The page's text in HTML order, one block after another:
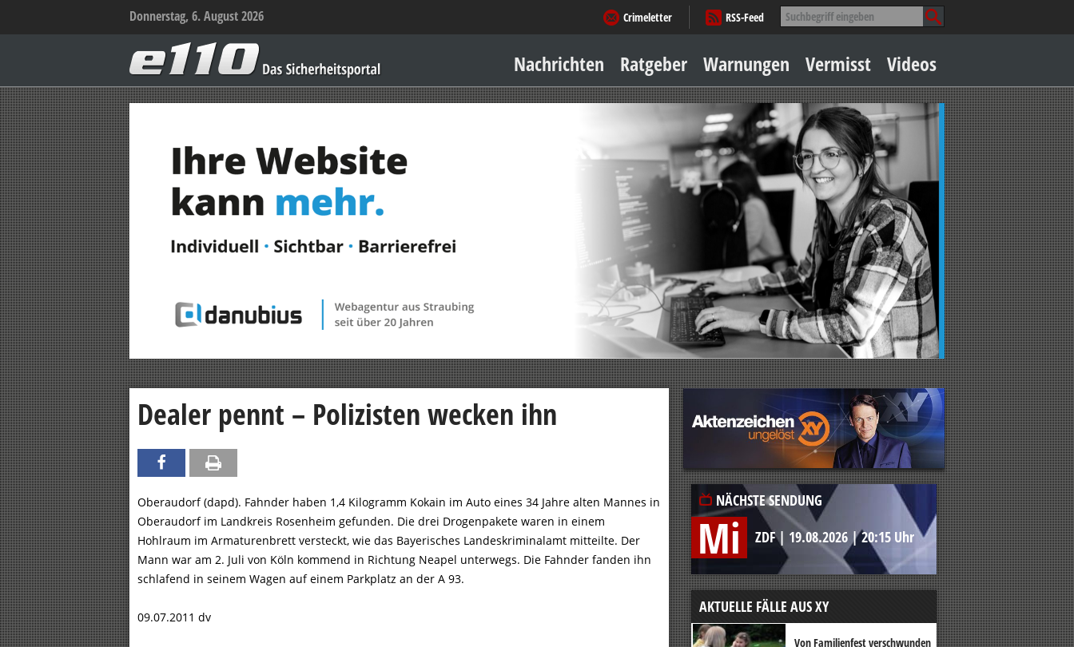
Donnerstag, 6. August 2026 Suche
nach:
Crimeletter
RSS-Feed
–
Das
Sicherheitsportal
Inhalt
springen
Nachrichten Ratgeber
Sicher zu Hause
Geld & Einkauf
Amore & mehr
Mobiles Leben
Arbeitsleben
Warnungen Vermisst Videos
Dealer pennt – Polizisten wecken ihn
Oberaudorf (dapd). Fahnder haben 1,4 Kilogramm Kokain im Auto eines 34 Jahre alten Mannes in
Oberaudorf im Landkreis Rosenheim gefunden. Die drei Drogenpakete waren in einem
Hohlraum im Armaturenbrett versteckt, wie das Bayerisches Landeskriminalamt mitteilte. Der
Mann war am 2. Juli von Köln kommend in Richtung Neapel unterwegs. Die Fahnder fanden ihn
schlafend in seinem Wagen auf einem Parkplatz an der A 93.
09.07.2011 dv
NÄCHSTE SENDUNG
Mi ZDF| 19.08.2026 |20:15 Uhr
AKTUELLE FÄLLE AUS XY
Von Familienfest verschwunden